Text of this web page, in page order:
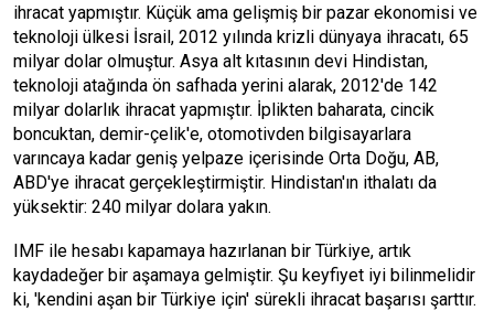
ihracat yapmıştır. Küçük ama gelişmiş bir pazar ekonomisi ve
teknoloji ülkesi İsrail, 2012 yılında krizli dünyaya ihracatı, 65
milyar dolar olmuştur. Asya alt kıtasının devi Hindistan,
teknoloji atağında ön safhada yerini alarak, 2012'de 142
milyar dolarlık ihracat yapmıştır. İplikten baharata, cincik
boncuktan, demir-çelik'e, otomotivden bilgisayarlara
varıncaya kadar geniş yelpaze içerisinde Orta Doğu, AB,
ABD'ye ihracat gerçekleştirmiştir. Hindistan'ın ithalatı da
yüksektir: 240 milyar dolara yakın.
IMF ile hesabı kapamaya hazırlanan bir Türkiye, artık
kaydadeğer bir aşamaya gelmiştir. Şu keyfiyet iyi bilinmelidir
ki, 'kendini aşan bir Türkiye için' sürekli ihracat başarısı şarttır.